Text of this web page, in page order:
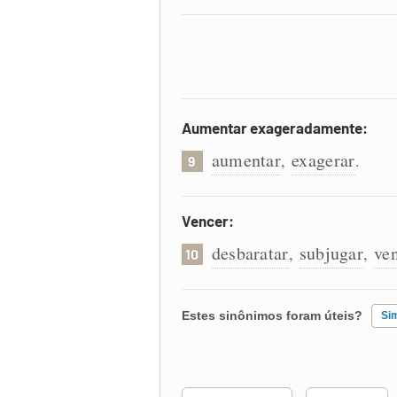
Aumentar exageradamente:
9 aumentar, exagerar.
Vencer:
10 desbaratar, subjugar,
Estes sinônimos foram úteis?